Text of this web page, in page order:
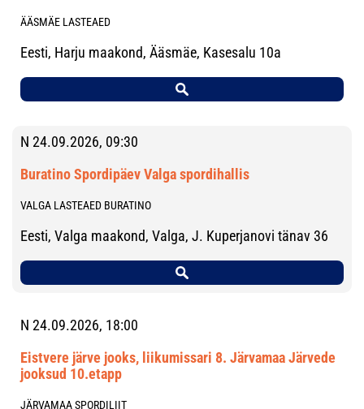
ÄÄSMÄE LASTEAED
Eesti, Harju maakond, Ääsmäe, Kasesalu 10a
N 24.09.2026, 09:30
Buratino Spordipäev Valga spordihallis
VALGA LASTEAED BURATINO
Eesti, Valga maakond, Valga, J. Kuperjanovi tänav 36
N 24.09.2026, 18:00
Eistvere järve jooks, liikumissari 8. Järvamaa Järvede
jooksud 10.etapp
JÄRVAMAA SPORDILIIT